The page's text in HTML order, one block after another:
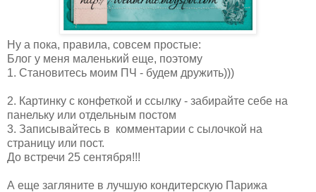
Ну а пока, правила, совсем простые:
Блог у меня маленький еще, поэтому
1. Становитесь моим ПЧ - будем дружить)))
2. Картинку с конфеткой и ссылку - забирайте себе на
панельку или отдельным постом
3. Записывайтесь в комментарии с сылочкой на
страницу или пост.
До встречи 25 сентября!!!
А еще загляните в лучшую кондитерскую Парижа